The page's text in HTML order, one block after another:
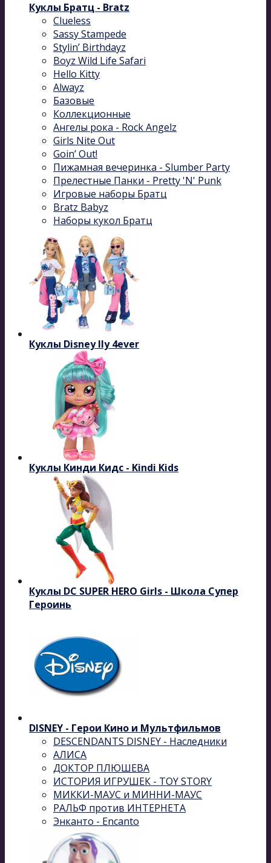
Куклы Братц - Bratz
Clueless
Sassy Stampede
Stylin’ Birthdayz
Boyz Wild Life Safari
Hello Kitty
Alwayz
Базовые
Коллекционные
Ангелы рока - Rock Angelz
Girls Nite Out
Goin’ Out!
Пижамная вечеринка - Slumber Party
Прелестные Панки - Pretty 'N' Punk
Игровые наборы Братц
Bratz Babyz
Наборы кукол Братц
Куклы Disney Ily 4ever
Куклы Кинди Кидс - Kindi Kids
Куклы DC SUPER HERO Girls - Школа Супер
Героинь
DISNEY - Герои Кино и Мультфильмов
DESCENDANTS DISNEY - Наследники
АЛИСА
ДОКТОР ПЛЮШЕВА
ИСТОРИЯ ИГРУШЕК - TOY STORY
МИККИ-МАУС и МИННИ-МАУС
РАЛЬФ против ИНТЕРНЕТА
Энканто - Encanto